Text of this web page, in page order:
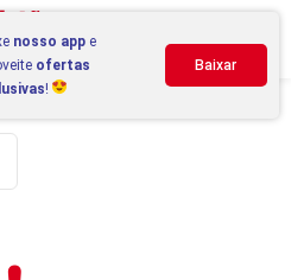
nosso app e
ofertas
!
Baixar